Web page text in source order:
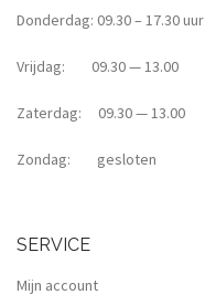
Donderdag: 09.30 – 17.30 uur
Vrijdag: 09.30 — 13.00
Zaterdag: 09.30 — 13.00
Zondag: gesloten
SERVICE
Mijn account